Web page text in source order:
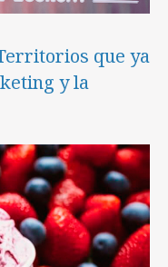
que ya
y la